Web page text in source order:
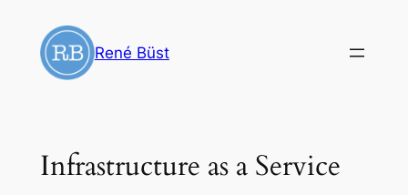
Inhalt
springen
René Büst
Infrastructure as a Service